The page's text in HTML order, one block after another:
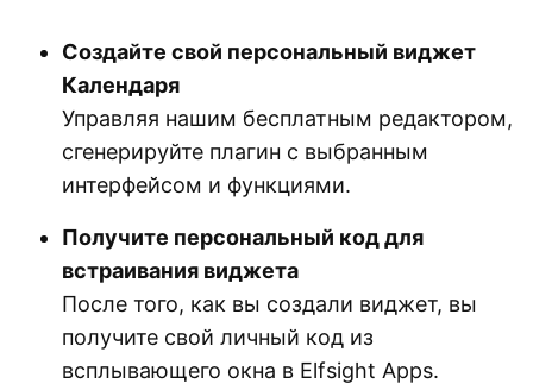
Создайте свой персональный виджет
Календаря
Управляя нашим бесплатным редактором,
сгенерируйте плагин с выбранным
интерфейсом и функциями.
Получите персональный код для
встраивания виджета
После того, как вы создали виджет, вы
получите свой личный код из
всплывающего окна в Elfsight Apps.